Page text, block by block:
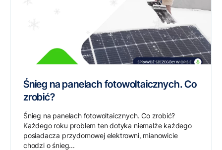
Śnieg na panelach fotowoltaicznych. Co
zrobić?
Śnieg na panelach fotowoltaicznych. Co zrobić?
Każdego roku problem ten dotyka niemalże każdego
posiadacza przydomowej elektrowni, mianowicie
chodzi o śnieg...